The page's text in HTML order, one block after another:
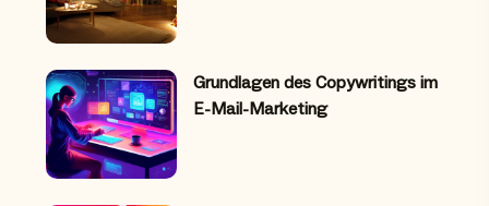
Grundlagen des Copywritings im
E-Mail-Marketing